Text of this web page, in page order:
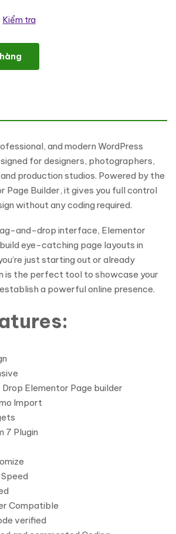
Kiểm tra
WordPress Theme số lượng
and modern WordPress
for designers, photographers,
production studios. Powered by the
Page Builder, it gives you full control
without any coding required.
and-drop interface, Elementor
eye-catching page layouts in
just starting out or already
is the perfect tool to showcase your
a powerful online presence.
Drop Elementor Page builder
Import
7 Plugin
Compatible
verified